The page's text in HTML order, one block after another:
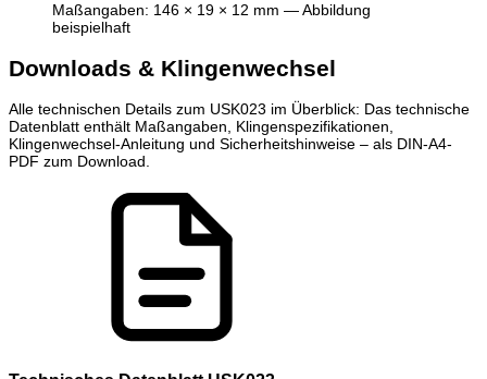
Maßangaben: 146 × 19 × 12 mm — Abbildung
beispielhaft
Downloads & Klingenwechsel
Alle technischen Details zum USK023 im Überblick: Das technische
Datenblatt enthält Maßangaben, Klingenspezifikationen,
Klingenwechsel-Anleitung und Sicherheitshinweise – als DIN-A4-
PDF zum Download.